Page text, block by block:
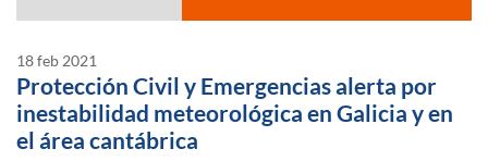
Listado de avisos
18 feb 2021
Protección Civil y Emergencias alerta por
inestabilidad meteorológica en Galicia y en
el área cantábrica